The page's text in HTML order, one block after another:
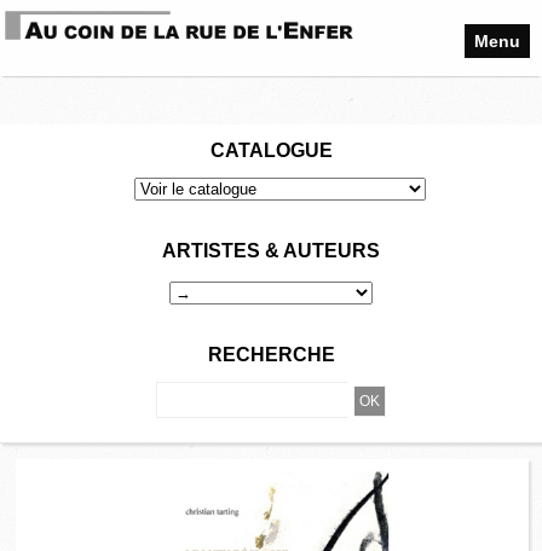
Menu
CATALOGUE
ARTISTES & AUTEURS
RECHERCHE